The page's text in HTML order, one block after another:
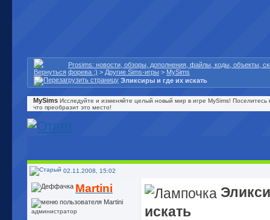
Prosims: новости, обзоры, дополнения, файлы, коды, объекты,
форева ;) > Другие Sims-игры > MySims
Эликсиры и где их искать
MySims Исследуйте и изменяйте целый новый мир в игре MySims!
что преобразит это место!
02.11.2008, 15:02
Martini
администратор
искать